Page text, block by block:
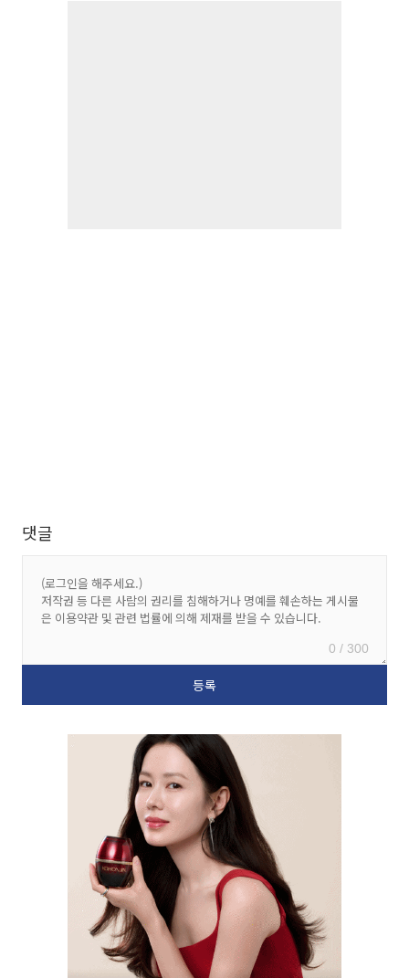
댓글
0 / 300